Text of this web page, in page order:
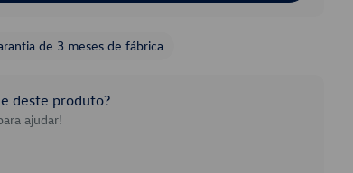
de 3 meses de fábrica
deste produto?
ajudar!